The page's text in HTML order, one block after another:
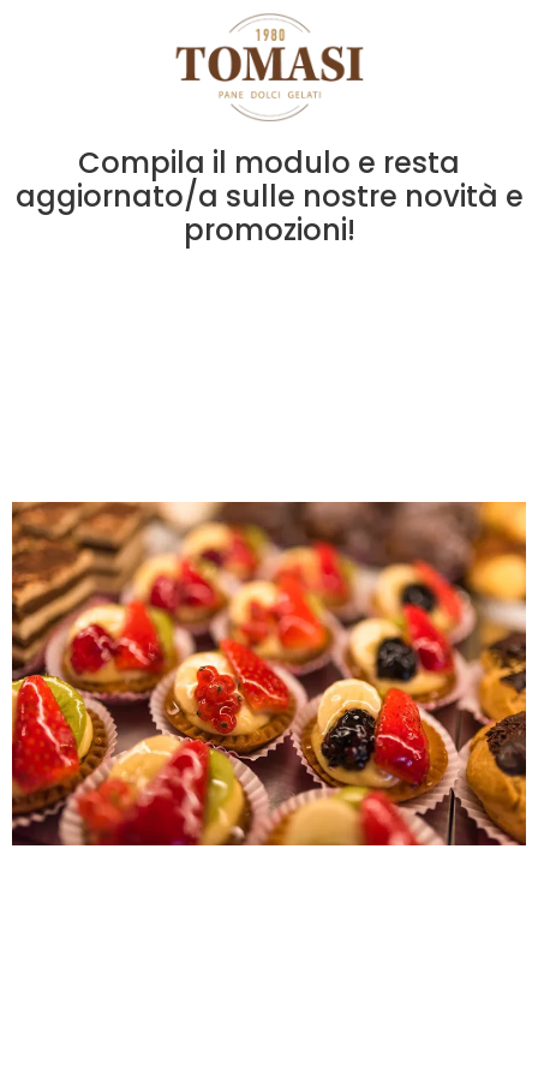
Compila il modulo e resta
aggiornato/a sulle nostre novità e
promozioni!